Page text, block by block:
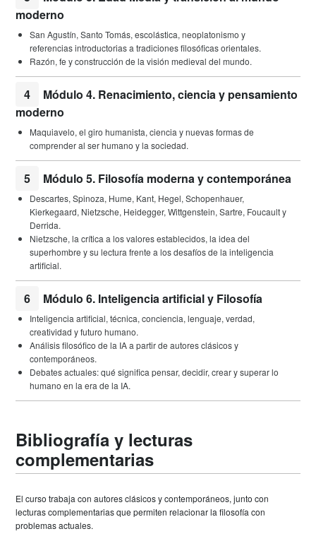
moderno
San Agustín, Santo Tomás, escolástica, neoplatonismo y
referencias introductorias a tradiciones filosóficas orientales.
Razón, fe y construcción de la visión medieval del mundo.
4
Módulo 4. Renacimiento, ciencia y pensamiento
moderno
Maquiavelo, el giro humanista, ciencia y nuevas formas de
comprender al ser humano y la sociedad.
5 Módulo 5. Filosofía moderna y contemporánea
Descartes, Spinoza, Hume, Kant, Hegel, Schopenhauer,
Kierkegaard, Nietzsche, Heidegger, Wittgenstein, Sartre, Foucault y
Derrida.
Nietzsche, la crítica a los valores establecidos, la idea del
superhombre y su lectura frente a los desafíos de la inteligencia
artificial.
6 Módulo 6. Inteligencia artificial y Filosofía
Inteligencia artificial, técnica, conciencia, lenguaje, verdad,
creatividad y futuro humano.
Análisis filosófico de la IA a partir de autores clásicos y
contemporáneos.
Debates actuales: qué significa pensar, decidir, crear y superar lo
humano en la era de la IA.
Bibliografía y lecturas
complementarias
El curso trabaja con autores clásicos y contemporáneos, junto con
lecturas complementarias que permiten relacionar la filosofía con
problemas actuales.